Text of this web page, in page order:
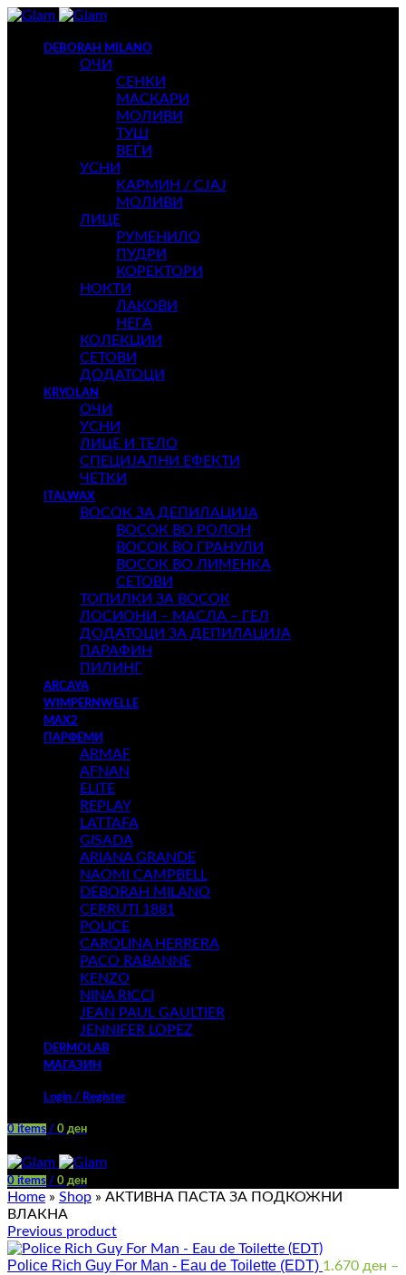
DEBORAH MILANO
ОЧИ
СЕНКИ
МАСКАРИ
МОЛИВИ
ТУШ
ВЕЃИ
УСНИ
КАРМИН / СЈАЈ
МОЛИВИ
ЛИЦЕ
РУМЕНИЛО
ПУДРИ
КОРЕКТОРИ
НОКТИ
ЛАКОВИ
НЕГА
КОЛЕКЦИИ
СЕТОВИ
ДОДАТОЦИ
KRYOLAN
ОЧИ
УСНИ
ЛИЦЕ И ТЕЛО
СПЕЦИЈАЛНИ ЕФЕКТИ
ЧЕТКИ
ITALWAX
ВОСОК ЗА ДЕПИЛАЦИЈА
ВОСОК ВО РОЛОН
ВОСОК ВО ГРАНУЛИ
ВОСОК ВО ЛИМЕНКА
СЕТОВИ
ТОПИЛКИ ЗА ВОСОК
ЛОСИОНИ – МАСЛА – ГЕЛ
ДОДАТОЦИ ЗА ДЕПИЛАЦИЈА
ПАРАФИН
ПИЛИНГ
ARCAYA
WIMPERNWELLE
MAX2
ПАРФЕМИ
ARMAF
AFNAN
ELITE
REPLAY
LATTAFA
GISADA
ARIANA GRANDE
NAOMI CAMPBELL
DEBORAH MILANO
CERRUTI 1881
POLICE
CAROLINA HERRERA
PACO RABANNE
KENZO
NINA RICCI
JEAN PAUL GAULTIER
JENNIFER LOPEZ
DERMOLAB
МАГАЗИН
Login / Register
0 items / 0 ден
0 items / 0 ден
Home » Shop » АКТИВНА ПАСТА ЗА ПОДКОЖНИ
ВЛАКНА
Previous product
Police Rich Guy For Man - Eau de Toilette (EDТ) 1.670 ден –